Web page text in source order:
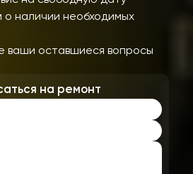
наличии необходимых
ваши оставшиеся вопросы
на ремонт